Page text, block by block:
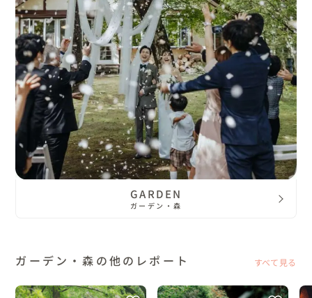
GARDEN
ガーデン・森
ガーデン・森の他のレポート すべて見る